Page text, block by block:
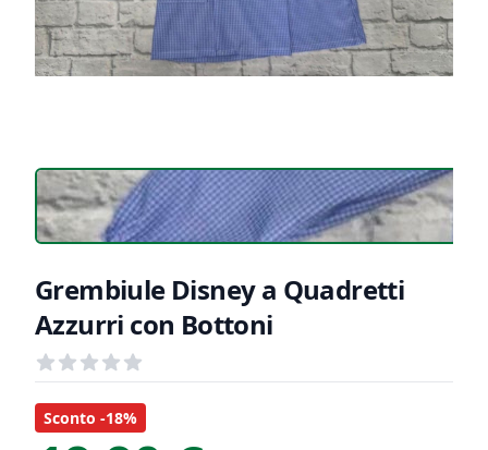
Grembiule Disney a Quadretti
Azzurri con Bottoni
Recensioni
out of 5 stars
Informazioni Prodotto
Descrizione riassuntiva
Sconto -18%